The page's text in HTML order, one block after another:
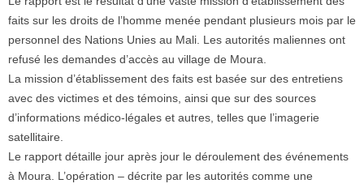
faits sur les droits de l’homme menée pendant plusieurs mois par le
personnel des Nations Unies au Mali. Les autorités maliennes ont
refusé les demandes d’accès au village de Moura.
La mission d’établissement des faits est basée sur des entretiens
avec des victimes et des témoins, ainsi que sur des sources
d’informations médico-légales et autres, telles que l’imagerie
satellitaire.
Le rapport détaille jour après jour le déroulement des événements
à Moura. L’opération – décrite par les autorités comme une